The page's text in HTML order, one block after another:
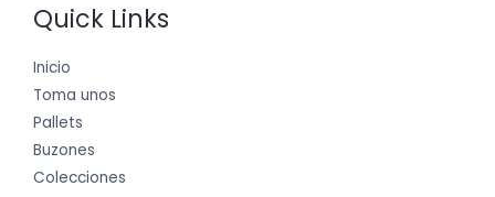
Quick Links
Inicio
Toma unos
Pallets
Buzones
Colecciones